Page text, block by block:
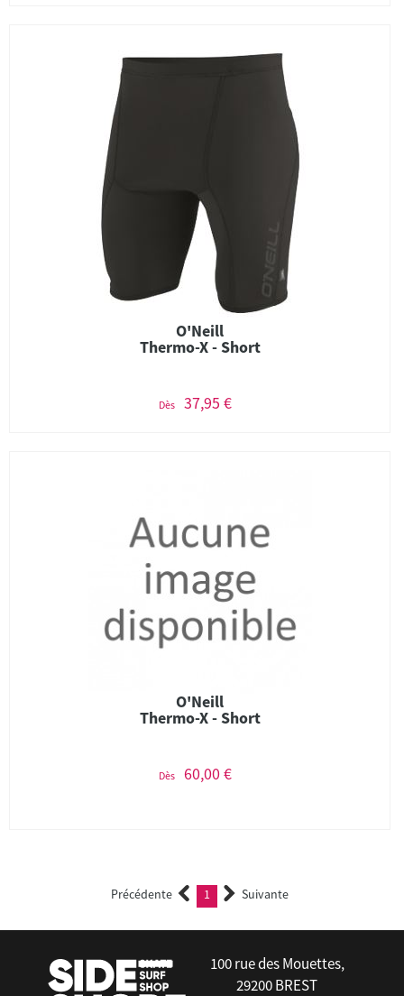
O'Neill
Thermo-X - Short
Dès 37,95 €
O'Neill
Thermo-X - Short
Dès 60,00 €
Précédente 1 (current)Suivante
100 rue des Mouettes,
29200 BREST